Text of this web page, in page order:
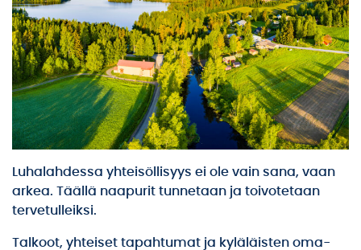
Luhalahdessa yhteisöllisyys ei ole vain sana, vaan
arkea. Täällä naapurit tunnetaan ja toivotetaan
tervetulleiksi.
Talkoot, yhteiset tapahtumat ja kyläläisten oma-